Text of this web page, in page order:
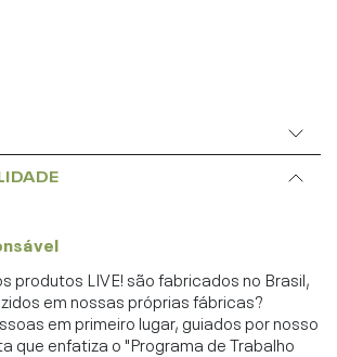
produtos LIVE! são fabricados no Brasil,
em nossas próprias fábricas?
em primeiro lugar, guiados por nosso
que enfatiza o "Programa de Trabalho